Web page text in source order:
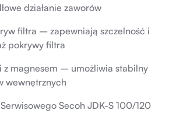
działanie zaworów
filtra – zapewniają szczelność i
pokrywy filtra
z magnesem – umożliwia stabilny
wewnętrznych
Secoh JDK-S 100/120